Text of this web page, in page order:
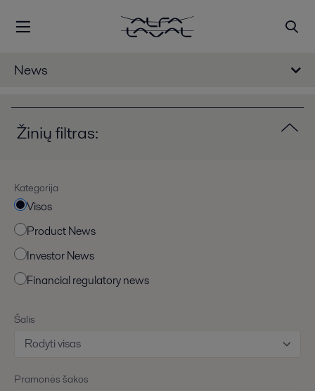
News
Žinių filtras:
Kategorija
Visos
Product News
Investor News
Financial regulatory news
Šalis
Rodyti visas
Pramonės šakos